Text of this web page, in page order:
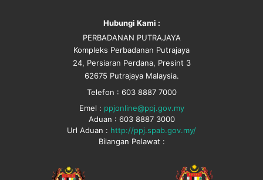
Hubungi Kami :
PERBADANAN PUTRAJAYA
Kompleks Perbadanan Putrajaya
24, Persiaran Perdana, Presint 3
62675 Putrajaya Malaysia.
Telefon : 603 8887 7000
Emel : ppjonline@ppj.gov.my
Aduan : 603 8887 3000
Url Aduan : http://ppj.spab.gov.my/
Bilangan Pelawat :